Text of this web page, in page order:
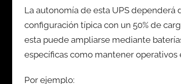
La autonomía de esta UPS dependerá
configuración típica con un 50% de
esta puede ampliarse mediante
específicas como mantener
Por ejemplo: